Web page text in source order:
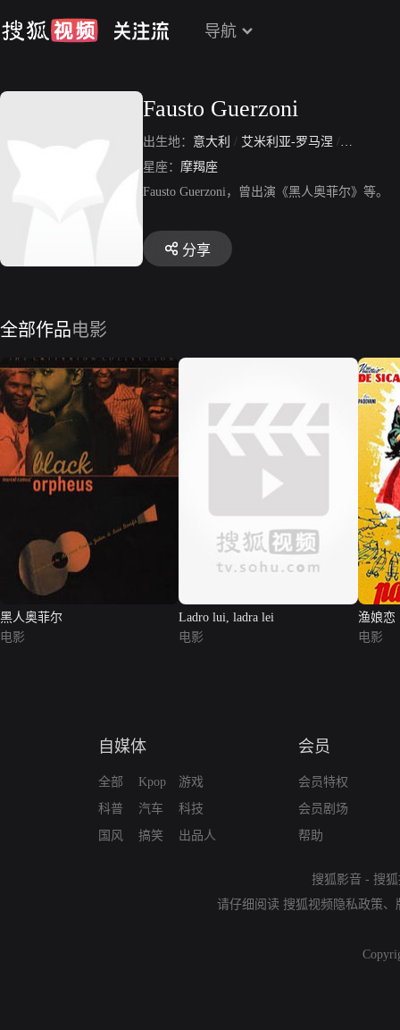
导航
Fausto Guerzoni
出生地： 意大利 / 艾米利亚-罗马涅 / 摩德纳
星座： 摩羯座
Fausto Guerzoni，曾出演《黑人奥菲尔》等。
分享
全部作品电影
黑人奥菲尔
电影
Ladro lui, ladra lei
电影
渔娘恋
电影
自媒体
全部
科普
国风
Kpop
汽车
搞笑
游戏
科技
出品人
会员
会员特权
会员剧场
帮助
搜狐影音 - 搜
请仔细阅读 搜狐视频隐私政策、